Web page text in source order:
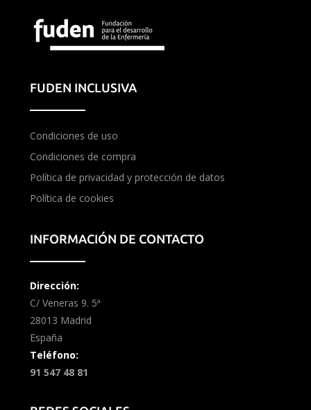
FUDEN INCLUSIVA
Condiciones de uso
Condiciones de compra
Política de privacidad y protección de datos
Política de cookies
INFORMACIÓN DE CONTACTO
Dirección:
C/ Veneras 9. 5ª
28013 Madrid
España
Teléfono:
91 547 48 81